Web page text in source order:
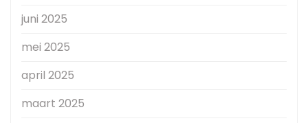
juni 2025
mei 2025
april 2025
maart 2025